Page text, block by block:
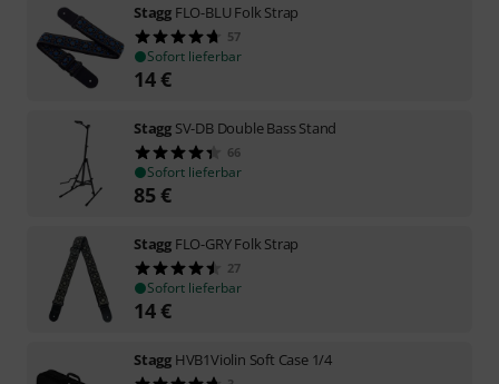
Stagg FLO-BLU Folk Strap
57
Sofort lieferbar
14€
Stagg SV-DB Double Bass Stand
66
Sofort lieferbar
85€
Stagg FLO-GRY Folk Strap
27
Sofort lieferbar
14€
Stagg HVB1Violin Soft Case 1/4